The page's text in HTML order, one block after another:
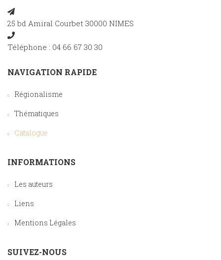
25 bd Amiral Courbet 30000 NIMES
Téléphone : 04 66 67 30 30
NAVIGATION RAPIDE
Régionalisme
Thématiques
Catalogue
INFORMATIONS
Les auteurs
Liens
Mentions Légales
SUIVEZ-NOUS